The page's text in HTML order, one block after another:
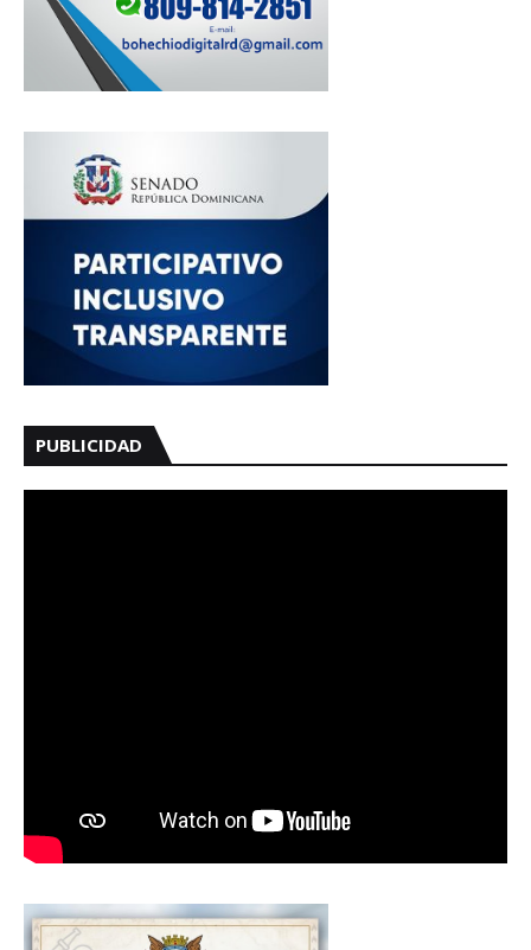
PUBLICIDAD